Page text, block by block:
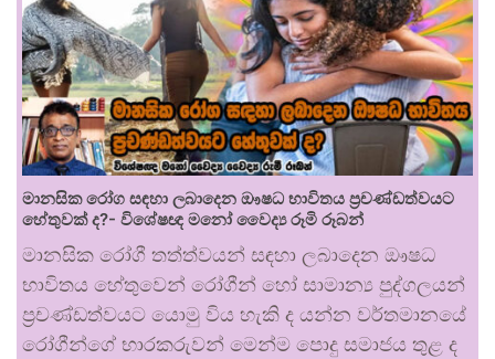
මානසික රෝග සඳහා ලබාදෙන ඖෂධ භාවිතය ප්‍රචණ්ඩත්වයට
හේතුවක් ද?- විශේෂඥ මනෝ වෛද්‍ය රූමි රූබන්
මානසික රෝගී තත්ත්වයන් සඳහා ලබාදෙන ඖෂධ
භාවිතය හේතුවෙන් රෝගීන් හෝ සාමාන්‍ය පුද්ගලයන්
ප්‍රචණ්ඩත්වයට යොමු විය හැකි ද යන්න වර්තමානයේ
රෝගීන්ගේ භාරකරුවන් මෙන්ම පොදු සමාජය තුළ ද